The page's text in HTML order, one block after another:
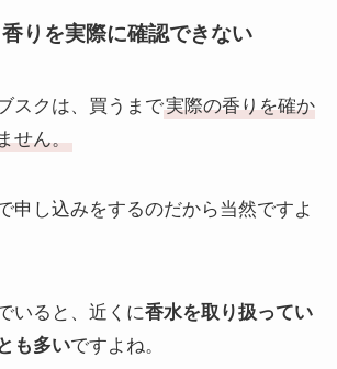
りを実際に確認できない
スクは、買うまで実際の香りを確か
せん。
申し込みをするのだから当然ですよ
いると、近くに香水を取り扱ってい
も多いですよね。